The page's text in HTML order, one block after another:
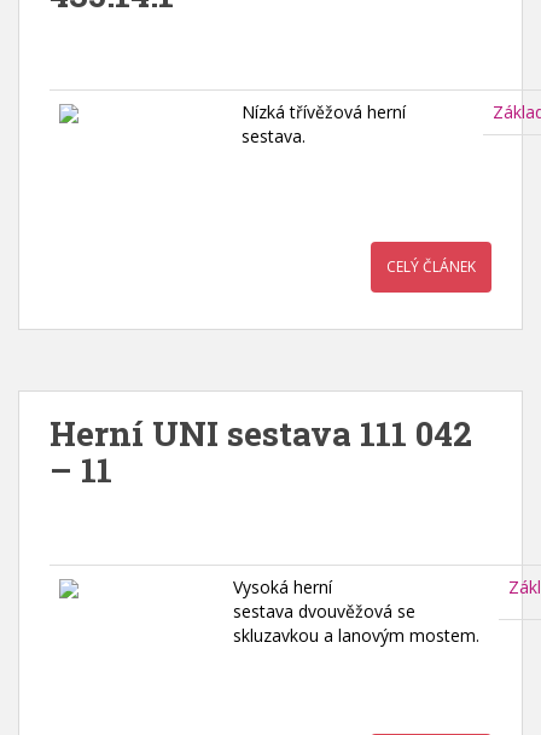
Nízká třívěžová herní
sestava.
CELÝ ČLÁNEK
Herní UNI sestava 111 042
– 11
Vysoká herní
sestava dvouvěžová se
skluzavkou a lanovým mostem.